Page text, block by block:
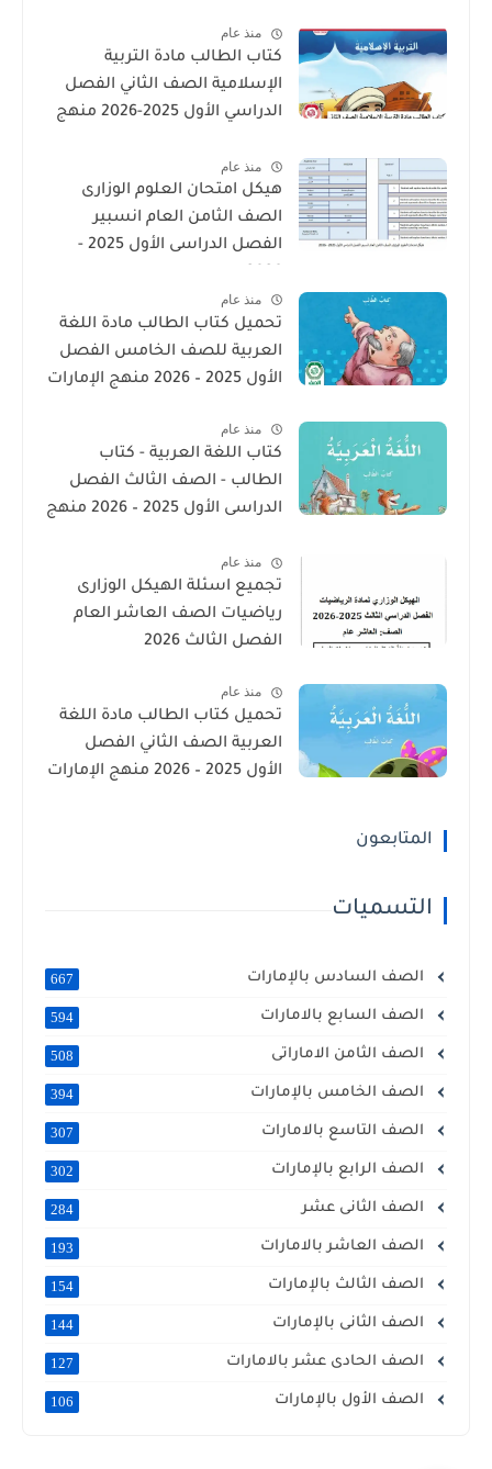
منذ عام
كتاب الطالب مادة التربية
الإسلامية الصف الثاني الفصل
الدراسي الأول 2025-2026 منهج
منذ عام
هيكل امتحان العلوم الوزارى
الصف الثامن العام انسبير
الفصل الدراسى الأول 2025 -
منذ عام
تحميل كتاب الطالب مادة اللغة
العربية للصف الخامس الفصل
الأول 2025 – 2026 منهج الإمارات
منذ عام
كتاب اللغة العربية - كتاب
الطالب - الصف الثالث الفصل
الدراسى الأول 2025 – 2026 منهج
منذ عام
تجميع اسئلة الهيكل الوزارى
رياضيات الصف العاشر العام
الفصل الثالث 2026
منذ عام
تحميل كتاب الطالب مادة اللغة
العربية الصف الثاني الفصل
الأول 2025 – 2026 منهج الإمارات
المتابعون
التسميات
الصف السادس بالإمارات 667
الصف السابع بالامارات 594
الصف الثامن الاماراتى 508
الصف الخامس بالإمارات 394
الصف التاسع بالامارات 307
الصف الرابع بالإمارات 302
الصف الثانى عشر 284
الصف العاشر بالامارات 193
الصف الثالث بالإمارات 154
الصف الثانى بالإمارات 144
الصف الحادى عشر بالامارات 127
الصف الأول بالإمارات 106